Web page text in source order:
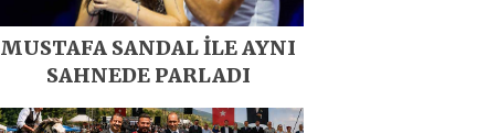
MUSTAFA SANDAL İLE AYNI
SAHNEDE PARLADI